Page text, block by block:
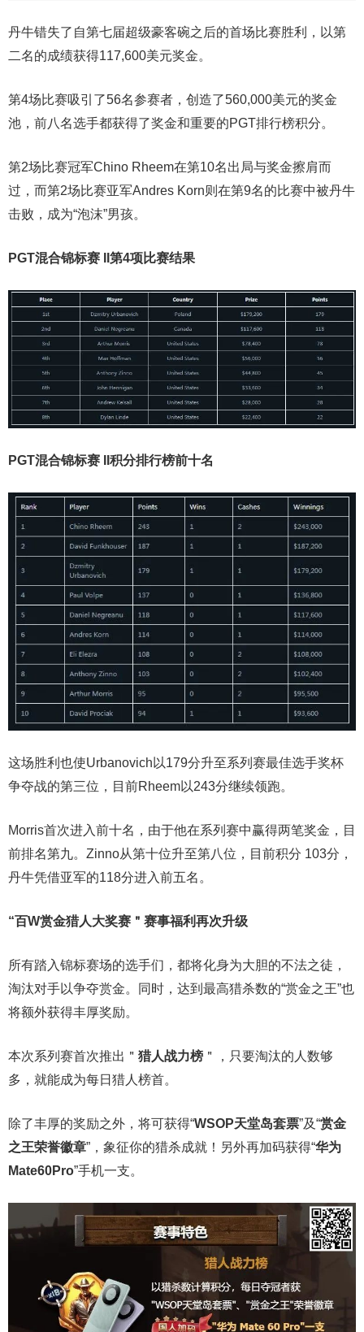
丹牛错失了自第七届超级豪客碗之后的首场比赛胜利，以第
二名的成绩获得117,600美元奖金。
第4场比赛吸引了56名参赛者，创造了560,000美元的奖金
池，前八名选手都获得了奖金和重要的PGT排行榜积分。
第2场比赛冠军Chino Rheem在第10名出局与奖金擦肩而
过，而第2场比赛亚军Andres Korn则在第9名的比赛中被丹牛
击败，成为“泡沫”男孩。
PGT混合锦标赛 II第4项比赛结果
PGT混合锦标赛 II积分排行榜前十名
这场胜利也使Urbanovich以179分升至系列赛最佳选手奖杯
争夺战的第三位，目前Rheem以243分继续领跑。
Morris首次进入前十名，由于他在系列赛中赢得两笔奖金，目
前排名第九。Zinno从第十位升至第八位，目前积分 103分，
丹牛凭借亚军的118分进入前五名。
“百W赏金猎人大奖赛＂ 赛事福利再次升级
所有踏入锦标赛场的选手们，都将化身为大胆的不法之徒，
淘汰对手以争夺赏金。同时，达到最高猎杀数的“赏金之王”也
将额外获得丰厚奖励。
本次系列赛首次推出＂ 猎人战力榜 ＂，只要淘汰的人数够
多，就能成为每日猎人榜首。
除了丰厚的奖励之外，将可获得“WSOP天堂岛套票”及“赏金
之王荣誉徽章”，象征你的猎杀成就！另外再加码获得“华为
Mate60Pro”手机一支。